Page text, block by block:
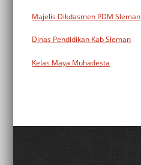
Majelis Dikdasmen PDM Sleman
Dinas Pendidikan Kab Sleman
Kelas Maya Muhadesta